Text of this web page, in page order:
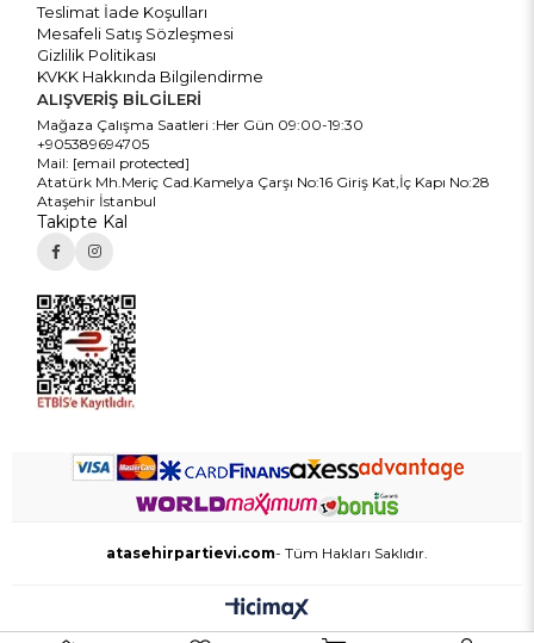
Teslimat İade Koşulları
Mesafeli Satış Sözleşmesi
Gizlilik Politikası
KVKK Hakkında Bilgilendirme
ALIŞVERİŞ BİLGİLERİ
Mağaza Çalışma Saatleri :Her Gün 09:00-19:30
+905389694705
Mail: [email protected]
Atatürk Mh.Meriç Cad.Kamelya Çarşı No:16 Giriş Kat,İç Kapı No:28
Ataşehir İstanbul
Takipte Kal
atasehirpartievi.com- Tüm Hakları Saklıdır.